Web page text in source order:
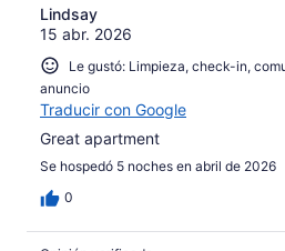
Lindsay
15 abr. 2026
Le gustó: Limpieza, check-in,
anuncio
Traducir con Google
Great apartment
Se hospedó 5 noches en abril de 2026
0